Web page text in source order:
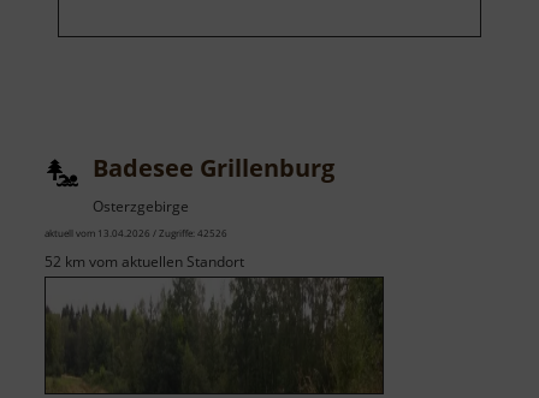
Badesee Grillenburg
Osterzgebirge
aktuell vom 13.04.2026 / Zugriffe: 42526
52 km vom aktuellen Standort